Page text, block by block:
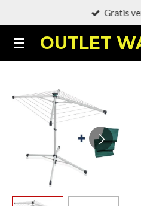
naar
de
OUTLET
Gratis